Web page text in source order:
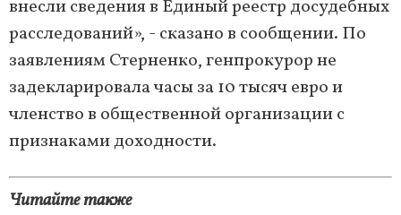
внесли сведения в Единый реестр досудебных
расследований», - сказано в сообщении. По
заявлениям Стерненко, генпрокурор не
задекларировала часы за 10 тысяч евро и
членство в общественной организации с
признаками доходности.
Читайте также